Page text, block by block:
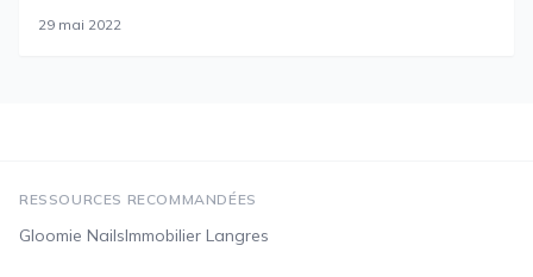
29 mai 2022
RESSOURCES RECOMMANDÉES
Gloomie NailsImmobilier Langres